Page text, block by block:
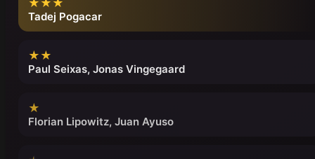
★★★
Tadej Pogacar
★★
Paul Seixas, Jonas Vingegaard
★
Florian Lipowitz, Juan Ayuso